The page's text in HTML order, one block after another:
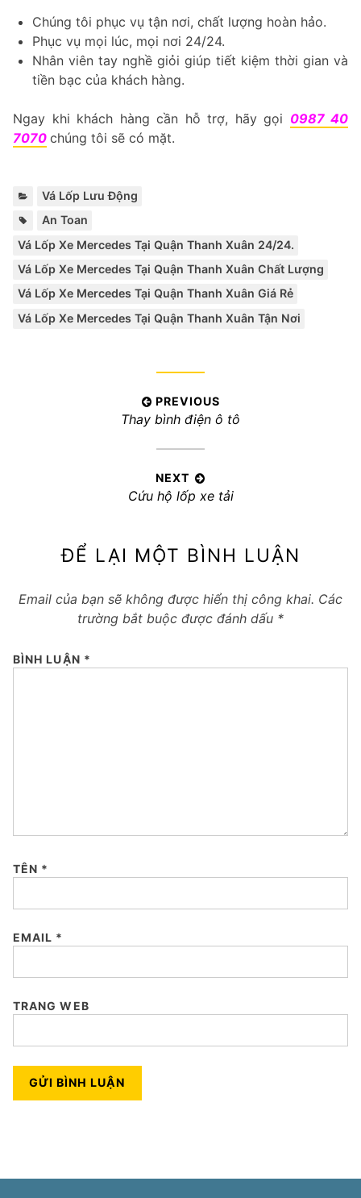
Chúng tôi phục vụ tận nơi, chất lượng hoàn hảo.
Phục vụ mọi lúc, mọi nơi 24/24.
Nhân viên tay nghề giỏi giúp tiết kiệm thời gian và
tiền bạc của khách hàng.
Ngay khi khách hàng cần hỗ trợ, hãy gọi 0987 40
7070 chúng tôi sẽ có mặt.
Vá Lốp Lưu Động
An Toan
Vá Lốp Xe Mercedes Tại Quận Thanh Xuân 24/24.
Vá Lốp Xe Mercedes Tại Quận Thanh Xuân Chất Lượng
Vá Lốp Xe Mercedes Tại Quận Thanh Xuân Giá Rẻ
Vá Lốp Xe Mercedes Tại Quận Thanh Xuân Tận Nơi
PREVIOUS
Previous
Thay bình điện ô tô
NEXT
Next
Cứu hộ lốp xe tải
ĐỂ LẠI MỘT BÌNH LUẬN
Email của bạn sẽ không được hiển thị công khai. Các
trường bắt buộc được đánh dấu *
BÌNH LUẬN *
TÊN *
EMAIL *
TRANG WEB